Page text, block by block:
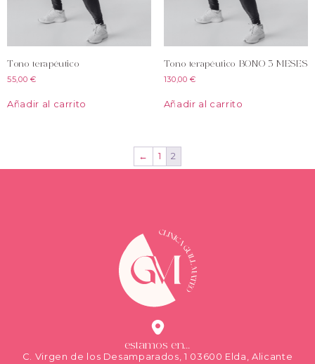
Tono terapéutico
55,00 €
Añadir al carrito
Tono terapéutico BONO 3 MESES
130,00€
Añadir al carrito
← 1 2
estamos en...
C. Virgen de los Desamparados, 1 03600 Elda, Alicante